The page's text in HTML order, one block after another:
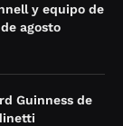
y equipo de
agosto
Guinness de